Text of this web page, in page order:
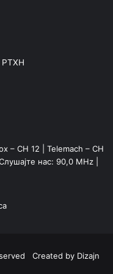
РТХН
– CH 12 | Telemach – CH
нас: 90,0 MHz |
Created by Dizajn